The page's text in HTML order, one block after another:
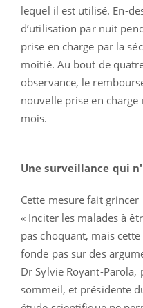
lequel il est utilisé. En-
d’utilisation par nuit
prise en charge par la
moitié. Au bout de
observance, le
nouvelle prise en charge
mois.
Une surveillance qui
Cette mesure fait
« Inciter les malades à
pas choquant, mais
fonde pas sur des
Dr Sylvie Royant-Parola,
sommeil, et présidente